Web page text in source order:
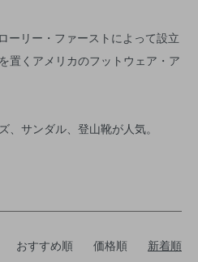
ーリー・ファーストによって設立
置くアメリカのフットウェア・ア
、サンダル、登山靴が人気。
おすすめ順 価格順 新着順